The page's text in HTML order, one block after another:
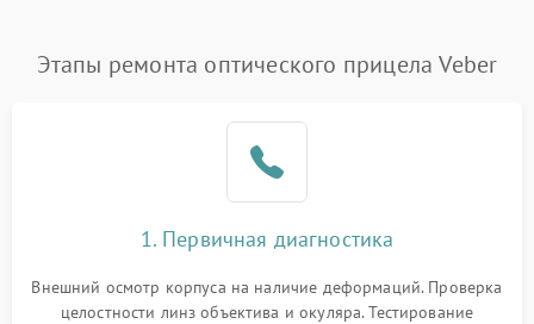
1000 ₽
защиты от перегрева
Этапы ремонта оптического прицела Veber
1. Первичная диагностика
Внешний осмотр корпуса на наличие деформаций. Проверка
целостности линз объектива и окуляра. Тестирование